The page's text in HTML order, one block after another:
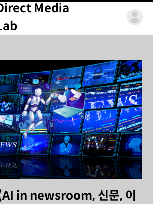
Media
in newsroom, 신문, 이